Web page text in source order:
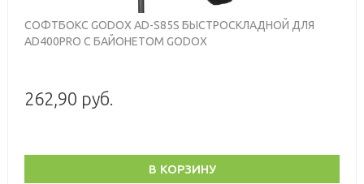
СОФТБОКС GODOX AD-S85S БЫСТРОСКЛАДНОЙ ДЛЯ
AD400PRO С БАЙОНЕТОМ GODOX
262,90 руб.
В КОРЗИНУ